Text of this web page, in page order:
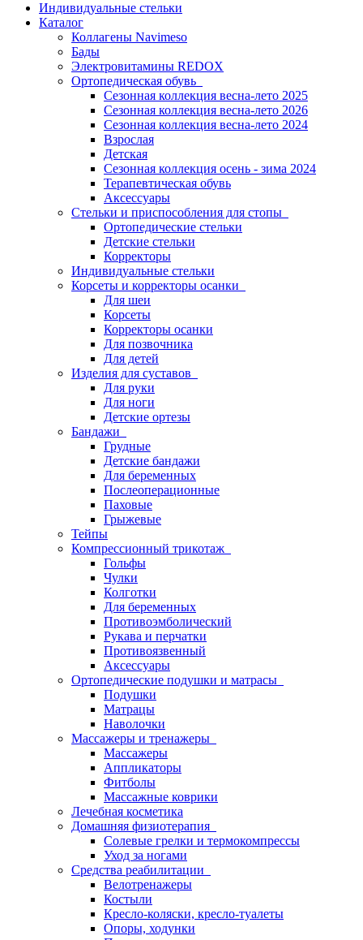
Индивидуальные стельки
Каталог
Коллагены Navimeso
Бады
Электровитамины REDOX
Ортопедическая обувь
Сезонная коллекция весна-лето 2025
Сезонная коллекция весна-лето 2026
Сезонная коллекция весна-лето 2024
Взрослая
Детская
Сезонная коллекция осень - зима 2024
Терапевтическая обувь
Аксессуары
Стельки и приспособления для стопы
Ортопедические стельки
Детские стельки
Корректоры
Индивидуальные стельки
Корсеты и корректоры осанки
Для шеи
Корсеты
Корректоры осанки
Для позвочника
Для детей
Изделия для суставов
Для руки
Для ноги
Детские ортезы
Бандажи
Грудные
Детские бандажи
Для беременных
Послеоперационные
Паховые
Грыжевые
Тейпы
Компрессионный трикотаж
Гольфы
Чулки
Колготки
Для беременных
Противоэмболический
Рукава и перчатки
Противоязвенный
Аксессуары
Ортопедические подушки и матрасы
Подушки
Матрацы
Наволочки
Массажеры и тренажеры
Массажеры
Аппликаторы
Фитболы
Массажные коврики
Лечебная косметика
Домашняя физиотерапия
Солевые грелки и термокомпрессы
Уход за ногами
Средства реабилитации
Велотренажеры
Костыли
Кресло-коляски, кресло-туалеты
Опоры, ходунки